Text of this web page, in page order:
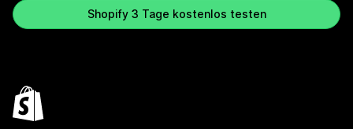
Shopify 3 Tage kostenlos testen